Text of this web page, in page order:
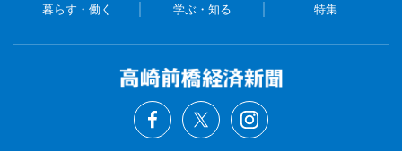
暮らす・働く 学ぶ・知る 特集